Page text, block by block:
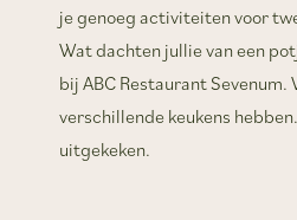
je genoeg activiteiten voor
Wat dachten jullie van een
bij ABC Restaurant Sevenum.
verschillende keukens
uitgekeken.